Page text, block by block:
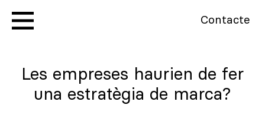
Contacte
Les empreses haurien de fer
una estratègia de marca?